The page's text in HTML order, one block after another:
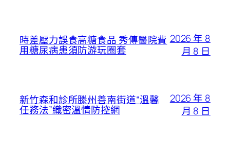
時差壓力誤食高糖食品 秀傳醫院費
用糖尿病患須防游玩圈套
2026 年 8
月 8 日
新竹森和診所滕州善南街道“溫馨
任務法”織密溫情防控網
2026 年 8
月 8 日